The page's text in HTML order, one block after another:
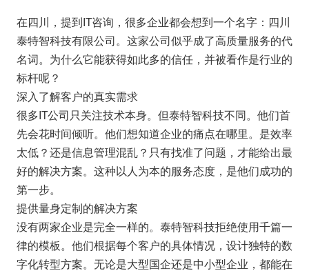
在四川，提到IT咨询，很多企业都会想到一个名字：四川
泰特智科技有限公司。这家公司似乎成了高质量服务的代
名词。为什么它能获得如此多的信任，并被看作是行业的
标杆呢？
深入了解客户的真实需求
很多IT公司只关注技术本身。但泰特智科技不同。他们首
先会花时间倾听。他们想知道企业的痛点在哪里。是效率
太低？还是信息管理混乱？只有找准了问题，才能给出最
好的解决方案。这种以人为本的服务态度，是他们成功的
第一步。
提供量身定制的解决方案
没有两家企业是完全一样的。泰特智科技拒绝使用千篇一
律的模板。他们根据每个客户的具体情况，设计独特的数
字化转型方案。无论是大型国企还是中小型企业，都能在